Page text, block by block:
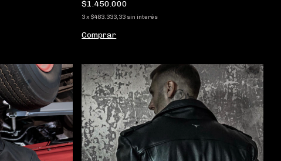
$1.450.000
3x $483.333,33 sin interés
Comprar